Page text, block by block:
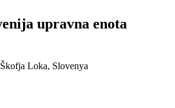
upravna enota
Loka, Slovenya